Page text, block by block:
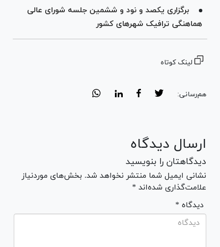
برگزاری یکصد و نود و ششمین جلسه شورای عالی
هماهنگی ترافیک شهر‌های کشور
لینک کوتاه
هم‌رسانی:
ارسال دیدگاه
دیدگاهتان را بنویسید
نشانی ایمیل شما منتشر نخواهد شد. بخش‌های موردنیاز
علامت‌گذاری شده‌اند *
* دیدگاه